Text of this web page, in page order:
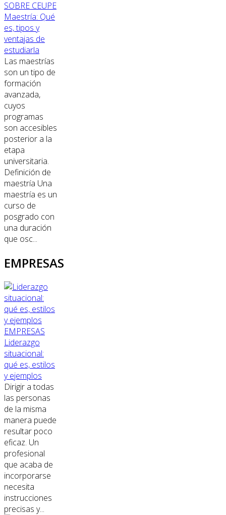
SOBRE CEUPE
Maestría: Qué
es, tipos y
ventajas de
estudiarla
Las maestrías
son un tipo de
formación
avanzada,
cuyos
programas
son accesibles
posterior a la
etapa
universitaria.
Definición de
maestría Una
maestría es un
curso de
posgrado con
una duración
que osc...
EMPRESAS
EMPRESAS
Liderazgo
situacional:
qué es, estilos
y ejemplos
Dirigir a todas
las personas
de la misma
manera puede
resultar poco
eficaz. Un
profesional
que acaba de
incorporarse
necesita
instrucciones
precisas y...